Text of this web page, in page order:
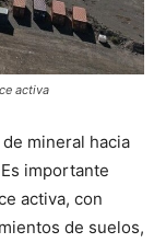
activa
mineral hacia
importante
activa, con
de suelos,